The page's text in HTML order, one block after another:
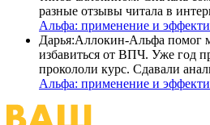
разные отзывы читала в
Альфа: применение и
Дарья:Аллокин-Альфа помог
избавиться от ВПЧ. Уже год
прокололи курс. Сдавали
Альфа: применение и